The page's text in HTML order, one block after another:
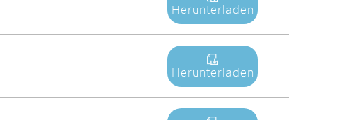
Herunterladen
Herunterladen